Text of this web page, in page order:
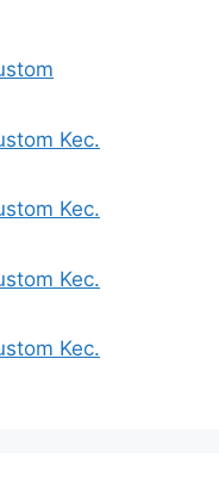
Kec.
Kec.
Kec.
Kec.